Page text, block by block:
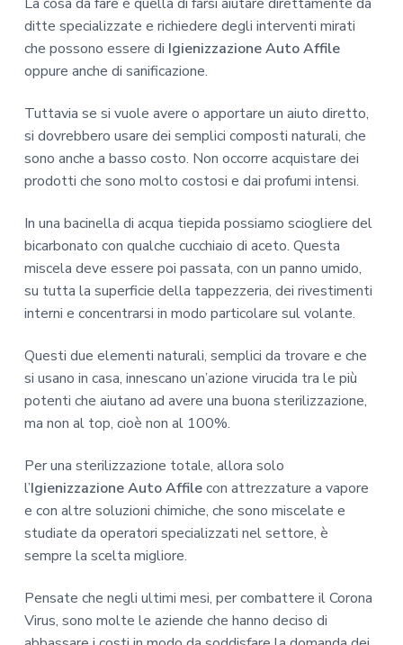
ditte specializzate e richiedere degli interventi mirati
che possono essere di Igienizzazione Auto Affile
oppure anche di sanificazione.
Tuttavia se si vuole avere o apportare un aiuto diretto,
si dovrebbero usare dei semplici composti naturali, che
sono anche a basso costo. Non occorre acquistare dei
prodotti che sono molto costosi e dai profumi intensi.
In una bacinella di acqua tiepida possiamo sciogliere del
bicarbonato con qualche cucchiaio di aceto. Questa
miscela deve essere poi passata, con un panno umido,
su tutta la superficie della tappezzeria, dei rivestimenti
interni e concentrarsi in modo particolare sul volante.
Questi due elementi naturali, semplici da trovare e che
si usano in casa, innescano un’azione virucida tra le più
potenti che aiutano ad avere una buona sterilizzazione,
ma non al top, cioè non al 100%.
Per una sterilizzazione totale, allora solo
l’Igienizzazione Auto Affilecon attrezzature a vapore
e con altre soluzioni chimiche, che sono miscelate e
studiate da operatori specializzati nel settore, è
sempre la scelta migliore.
Pensate che negli ultimi mesi, per combattere il Corona
Virus, sono molte le aziende che hanno deciso di